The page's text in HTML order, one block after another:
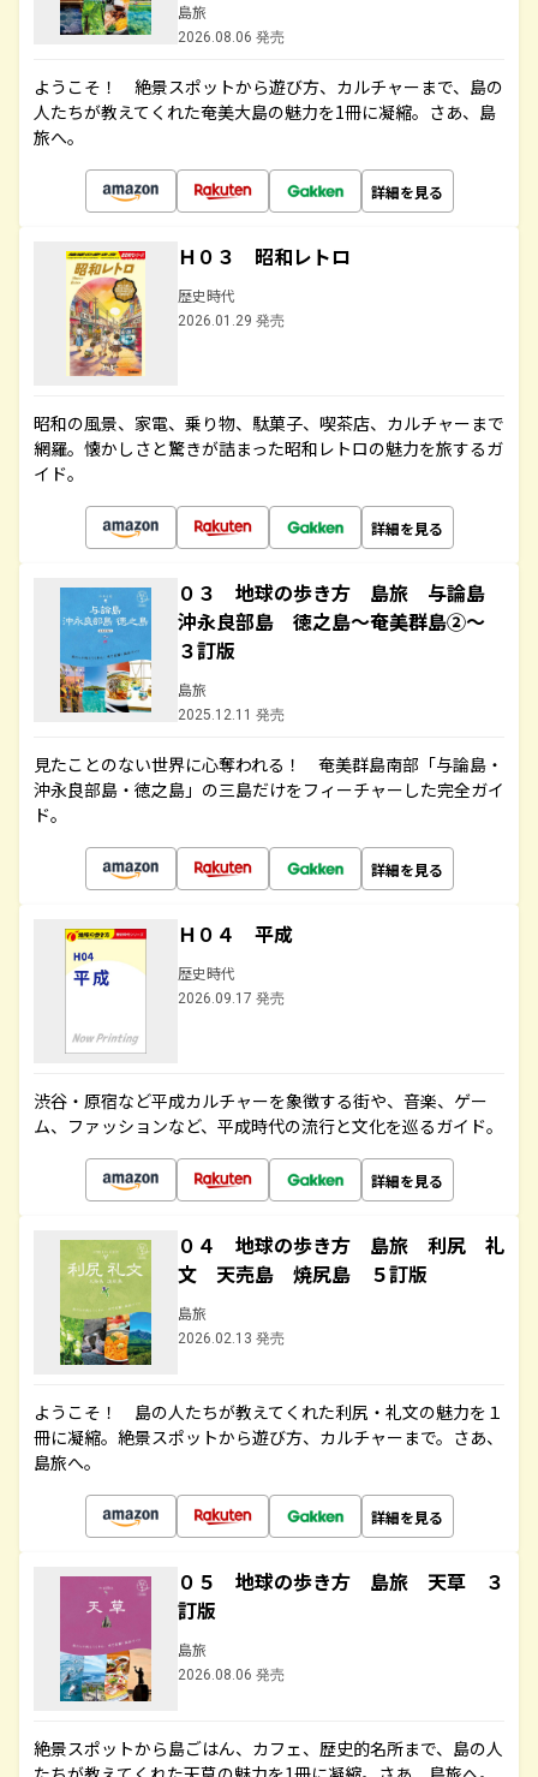
島旅
2026.08.06 発売
ようこそ！ 絶景スポットから遊び方、カルチャーまで、島の
人たちが教えてくれた奄美大島の魅力を1冊に凝縮。さあ、島
旅へ。
詳細を見る
Ｈ０３ 昭和レトロ
歴史時代
2026.01.29 発売
昭和の風景、家電、乗り物、駄菓子、喫茶店、カルチャーまで
網羅。懐かしさと驚きが詰まった昭和レトロの魅力を旅するガ
イド。
詳細を見る
０３ 地球の歩き方 島旅 与論島
沖永良部島 徳之島～奄美群島②～
３訂版
島旅
2025.12.11 発売
見たことのない世界に心奪われる！ 奄美群島南部「与論島・
沖永良部島・徳之島」の三島だけをフィーチャーした完全ガイ
ド。
詳細を見る
Ｈ０４ 平成
歴史時代
2026.09.17 発売
渋谷・原宿など平成カルチャーを象徴する街や、音楽、ゲー
ム、ファッションなど、平成時代の流行と文化を巡るガイド。
詳細を見る
０４ 地球の歩き方 島旅 利尻 礼
文 天売島 焼尻島 ５訂版
島旅
2026.02.13 発売
ようこそ！ 島の人たちが教えてくれた利尻・礼文の魅力を１
冊に凝縮。絶景スポットから遊び方、カルチャーまで。さあ、
島旅へ。
詳細を見る
０５ 地球の歩き方 島旅 天草 ３
訂版
島旅
2026.08.06 発売
絶景スポットから島ごはん、カフェ、歴史的名所まで、島の人